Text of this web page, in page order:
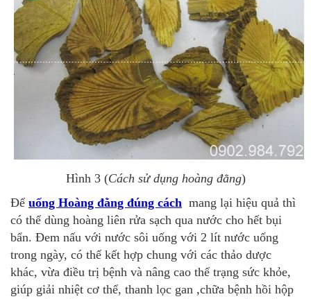
Hình 3 (Cách sử dụng hoàng đằng)
Để uống Hoàng đằng đúng cách mang lại hiệu quả thì
có thể dùng hoàng liên rửa sạch qua nước cho hết bụi
bẩn. Đem nấu với nước sôi uống với 2 lít nước uống
trong ngày, có thể kết hợp chung với các thảo dược
khác, vừa điều trị bệnh và nâng cao thể trạng sức khỏe,
giúp giải nhiệt cơ thể, thanh lọc gan ,chữa bệnh hồi hộp